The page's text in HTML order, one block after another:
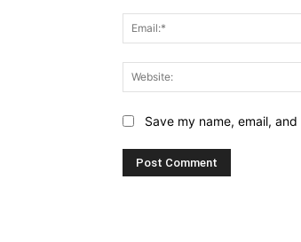
Save my name, email,